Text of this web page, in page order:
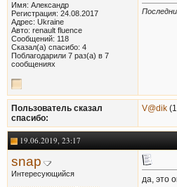
Имя: Александр
Регистрация: 24.08.2017
Адрес: Ukraine
Авто: renault fluence
Сообщений: 118
Сказал(а) спасибо: 4
Поблагодарили 7 раз(а) в 7
сообщениях
Пользователь сказал
cпасибо:
V@dik
19.06.2019, 23:17
snap
Интересующийся
да, это